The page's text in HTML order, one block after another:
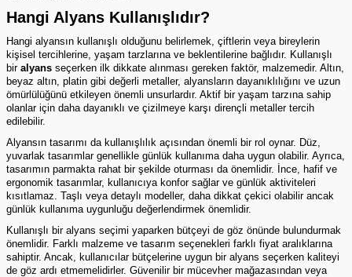
Hangi Alyans Kullanışlıdır?
Hangi alyansın kullanışlı olduğunu belirlemek, çiftlerin veya bireylerin
kişisel tercihlerine, yaşam tarzlarına ve beklentilerine bağlıdır. Kullanışlı
bir alyans seçerken ilk dikkate alınması gereken faktör, malzemedir. Altın,
beyaz altın, platin gibi değerli metaller, alyansların dayanıklılığını ve uzun
ömürlülüğünü etkileyen önemli unsurlardır. Aktif bir yaşam tarzına sahip
olanlar için daha dayanıklı ve çizilmeye karşı dirençli metaller tercih
edilebilir.
Alyansın tasarımı da kullanışlılık açısından önemli bir rol oynar. Düz,
yuvarlak tasarımlar genellikle günlük kullanıma daha uygun olabilir. Ayrıca,
tasarımın parmakta rahat bir şekilde oturması da önemlidir. İnce, hafif ve
ergonomik tasarımlar, kullanıcıya konfor sağlar ve günlük aktiviteleri
kısıtlamaz. Taşlı veya detaylı modeller, daha dikkat çekici olabilir ancak
günlük kullanıma uygunluğu değerlendirmek önemlidir.
Kullanışlı bir alyans seçimi yaparken bütçeyi de göz önünde bulundurmak
önemlidir. Farklı malzeme ve tasarım seçenekleri farklı fiyat aralıklarına
sahiptir. Ancak, kullanıcılar bütçelerine uygun bir alyans seçerken kaliteyi
de göz ardı etmemelidirler. Güvenilir bir mücevher mağazasından veya